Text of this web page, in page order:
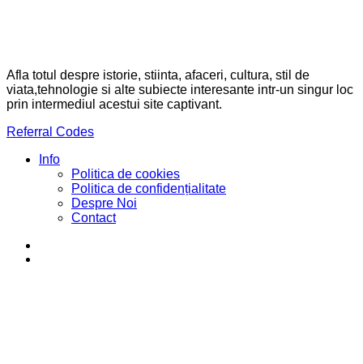
Afla totul despre istorie, stiinta, afaceri, cultura, stil de
viata,tehnologie si alte subiecte interesante intr-un singur loc
prin intermediul acestui site captivant.
Referral Codes
Info
Politica de cookies
Politica de confidențialitate
Despre Noi
Contact